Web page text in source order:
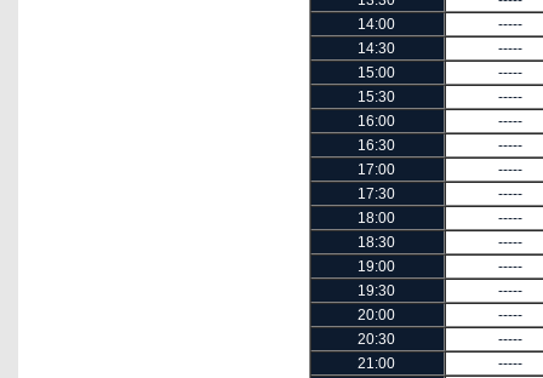
14:00
-----
14:30
-----
15:00
-----
15:30
-----
16:00
-----
16:30
-----
17:00
-----
17:30
-----
18:00
-----
18:30
-----
19:00
-----
19:30
-----
20:00
-----
20:30
-----
21:00
-----